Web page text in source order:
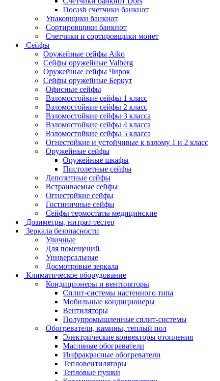
Docash счетчики банкнот
Упаковщики банкнот
Сортировщики банкнот
Счетчики и сортировщики монет
Сейфы
Оружейные сейфы Aiko
Сейфы оружейные Valberg
Оружейные сейфы Чирок
Сейфы оружейные Беркут
Офисные сейфы
Взломостойкие сейфы 1 класс
Взломостойкие сейфы 2 класс
Взломостойкие сейфы 3 класса
Взломостойкие сейфы 4 класса
Взломостойкие сейфы 5 класса
Огнестойкие и устойчивые к взлому 1 и 2 класс
Оружейные сейфы
Оружейные шкафы
Пистолетные сейфы
Депозитные сейфы
Встраиваемые сейфы
Огнестойкие сейфы
Гостиничные сейфы
Сейфы термостаты медицинские
Дозиметры, нитрат-тестер
Зеркала безопасности
Уличные
Для помещений
Универсальные
Досмотровые зеркала
Климатическое оборудование
Кондиционеры и вентиляторы
Сплит-системы настенного типа
Мобильные кондиционеры
Вентиляторы
Полупромышленные сплит-системы
Обогреватели, камины, теплый пол
Электрические конвекторы отопления
Масляные обогреватели
Инфракрасные обогреватели
Тепловентиляторы
Тепловые пушки